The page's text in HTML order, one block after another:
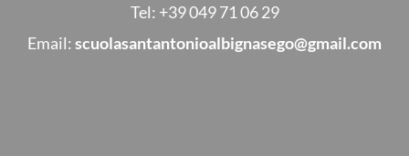
Tel: +39 049 71 06 29
Email:scuolasantantonioalbignasego@gmail.com